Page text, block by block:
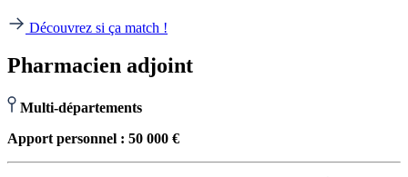
Découvrez si ça match !
Pharmacien adjoint
Multi-départements
Apport personnel : 50 000 €